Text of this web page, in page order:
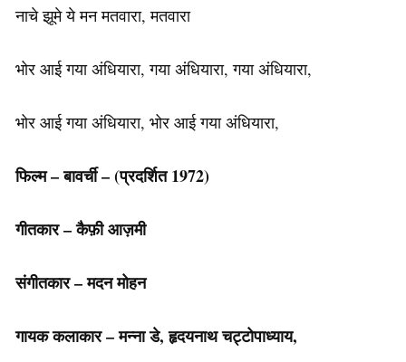
नाचे झूमे ये मन मतवारा, मतवारा
भोर आई गया अंधियारा, गया अंधियारा, गया अंधियारा,
भोर आई गया अंधियारा, भोर आई गया अंधियारा,
फिल्म – बावर्ची – (प्रदर्शित1972)
गीतकार – कैफ़ी आज़मी
संगीतकार – मदन मोहन
गायक कलाकार – मन्ना डे, हृदयनाथ चट्टोपाध्याय,